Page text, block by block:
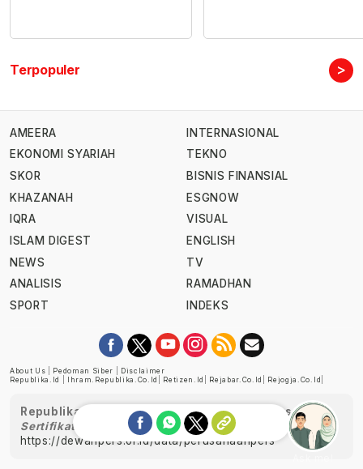
Terpopuler >
AMEERA
EKONOMI SYARIAH
SKOR
KHAZANAH
IQRA
ISLAM DIGEST
NEWS
ANALISIS
SPORT
INTERNASIONAL
TEKNO
BISNIS FINANSIAL
ESGNOW
VISUAL
ENGLISH
TV
RAMADHAN
INDEKS
About Us Pedoman Siber
Disclaimer
Republika.id
Ihram.republika.co.id Retizen.id Rejabar.co.id Rejogja.co.id
Republika telah diverifikasi oleh Dewan Pers
Sertifikat Nomor 1058/DP-Verifikasi/K/XII/2022
https://dewanpers.or.id/data/perusahaanpers